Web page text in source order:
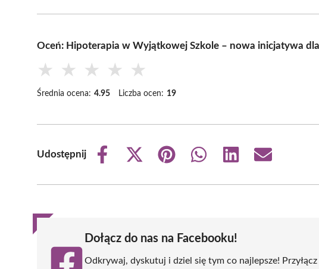
Oceń: Hipoterapia w Wyjątkowej Szkole – nowa inicjatywa
★ ★ ★ ★ ★
Średnia ocena: 4.95 Liczba ocen: 19
Udostępnij
Share
Share
(Twitter)
Share
Share
Share
Share
Dołącz do nas na Facebooku!
Odkrywaj, dyskutuj i dziel się tym co najlepsze! Przyłącz